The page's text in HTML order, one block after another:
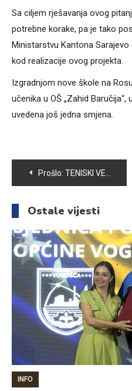
Sa ciljem rješavanja ovog
potrebne korake, pa je tako
Ministarstvu Kantona
kod realizacije ovog projekta.
Izgradnjom nove škole na
učenika u OŠ „Zahid
uvedena još jedna smjena.
Navigacija
članaka
Prošlo: TENISKI VETERANI ODIGRALI MEMORIJALNI TURNIR
Ostale vijesti
INFO